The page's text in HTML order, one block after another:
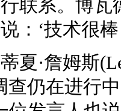
联系。博
：‘技术很
夏·詹姆斯
查仍在进行